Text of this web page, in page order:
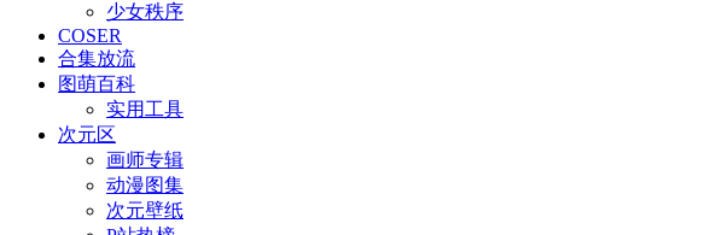
少女秩序
COSER
合集放流
图萌百科
实用工具
次元区
画师专辑
动漫图集
次元壁纸